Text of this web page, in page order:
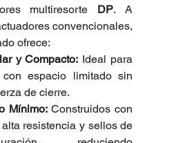
multiresorte DP. A
convencionales,
ofrece:
y Compacto: Ideal para
con espacio limitado sin
de cierre.
Mínimo: Construidos con
resistencia y sellos de